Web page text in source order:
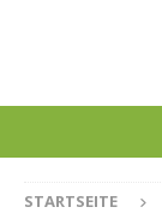
STARTSEITE